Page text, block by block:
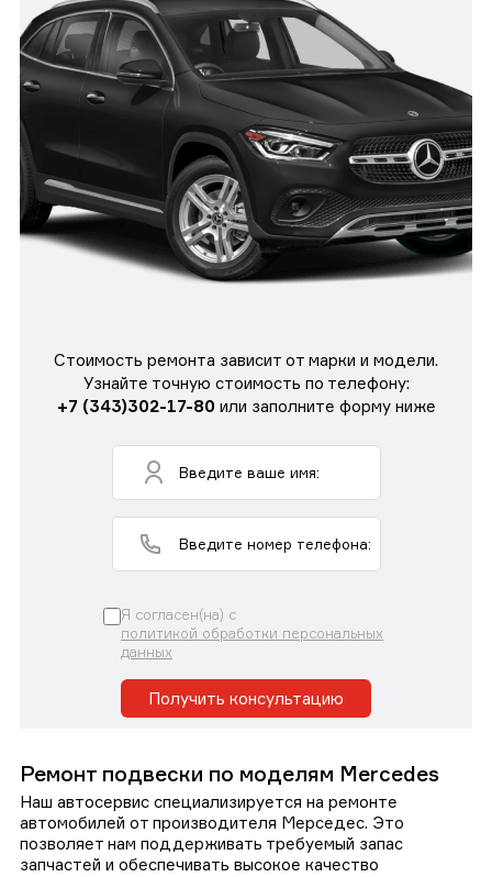
Стоимость ремонта зависит от марки и модели.
Узнайте точную стоимость по телефону:
+7 (343)302-17-80 или заполните форму ниже
Я согласен(на) с
политикой обработки персональных
данных
Получить консультацию
Ремонт подвески по моделям Mercedes
Наш автосервис специализируется на ремонте
автомобилей от производителя Мерседес. Это
позволяет нам поддерживать требуемый запас
запчастей и обеспечивать высокое качество